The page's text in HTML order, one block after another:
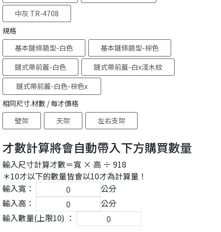
中灰 TR-4708
規格
基本鏈條類型-白色
基本鏈條類型-棕色
鏈式帶前蓋-白色
鏈式帶前蓋-白x淺木紋
鏈式帶前蓋-白色-棕色x
深木紋
相同尺寸.材數 / 每才價格
壁架
天架 左右支架
才數計算將會自動帶入下方購買數量
輸入尺寸計算才數＝寬 × 高 ÷ 918
＊10才以下的數量皆會以10才為計算量！
輸入寬：
公分
輸入高：
公分
輸入數量(上限10) ：